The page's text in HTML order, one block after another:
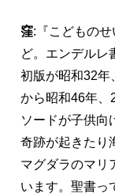
窪:『こどもの
ど。エンデルレ
初版が昭和32年
から昭和46年、
ソードが子供向
奇跡が起きたり
マグダラのマリ
います。聖書っ